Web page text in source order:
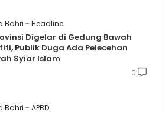
Bahri Headline
Digelar di Gedung Bawah
Publik Duga Ada Pelecehan
Syiar Islam
0
Bahri APBD